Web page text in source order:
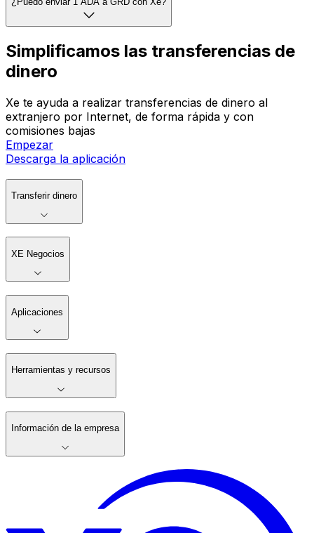
Simplificamos las transferencias de
dinero
Xe te ayuda a realizar transferencias de dinero al
extranjero por Internet, de forma rápida y con
comisiones bajas
Empezar
Descarga la aplicación
Transferir dinero
XE Negocios
Aplicaciones
Herramientas y recursos
Información de la empresa